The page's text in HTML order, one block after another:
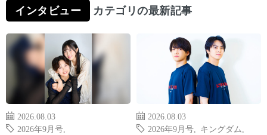
インタビュー カテゴリの最新記事
2026.08.03
2026年9月号
2026.08.03
2026年9月号
キングダム